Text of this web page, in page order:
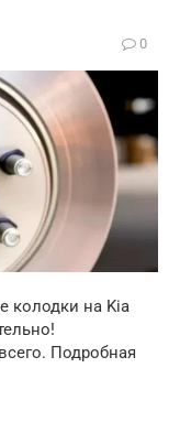
0
колодки на Kia
Подробная